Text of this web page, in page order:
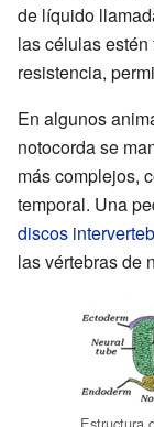
de líquido
las células
resistencia,
En algunos
notocorda se
más complejos,
temporal. Una
discos
las vértebras de